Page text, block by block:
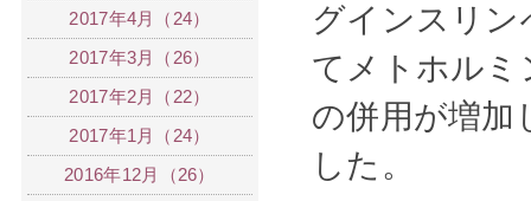
グインスリ
てメトホルミ
の併用が増加
した。
2017年4月（24）
2017年3月（26）
2017年2月（22）
2017年1月（24）
2016年12月（26）